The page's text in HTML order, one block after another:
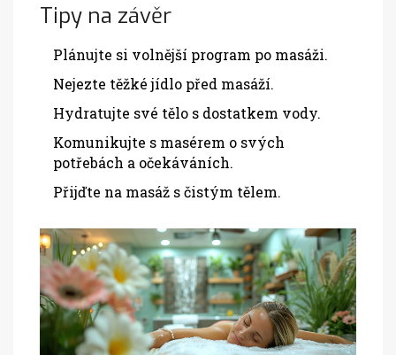
Tipy na závěr
Plánujte si volnější program po masáži.
Nejezte těžké jídlo před masáží.
Hydratujte své tělo s dostatkem vody.
Komunikujte s masérem o svých
potřebách a očekáváních.
Přijďte na masáž s čistým tělem.